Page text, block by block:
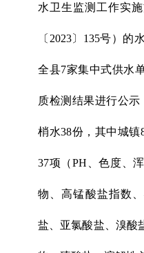
水卫生监测工作实
〔2023〕135号）
全县7家集中式供水
质检测结果进行公
梢水38份，其中城镇
37项（PH、色度、
物、高锰酸盐指数
盐、亚氯酸盐、溴酸